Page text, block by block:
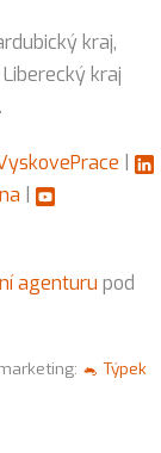
kraj,
kraj
agenturu pod
🐁 Týpek